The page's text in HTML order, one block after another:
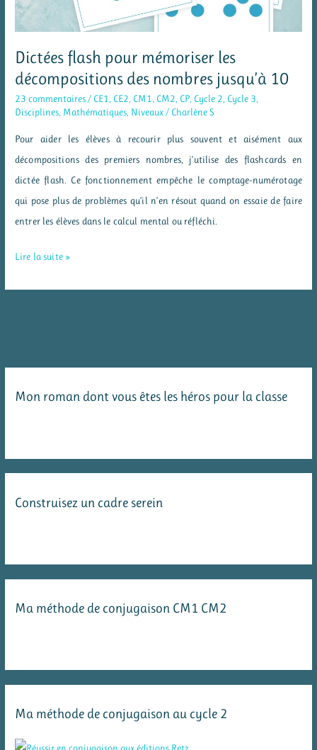
Dictées flash pour mémoriser les
décompositions des nombres jusqu’à 10
23 commentaires/ CE1, CE2, CM1, CM2, CP, Cycle 2, Cycle 3,
Disciplines, Mathématiques, Niveaux/ Charlène S
Pour aider les élèves à recourir plus souvent et aisément aux
décompositions des premiers nombres, j’utilise des flashcards en
dictée flash. Ce fonctionnement empêche le comptage-numérotage
qui pose plus de problèmes qu’il n’en résout quand on essaie de faire
entrer les élèves dans le calcul mental ou réfléchi.
Dictées
nombres
Lire la suite »
Mon roman dont vous êtes les héros pour la classe
Construisez un cadre serein
Ma méthode de conjugaison CM1 CM2
Ma méthode de conjugaison au cycle 2